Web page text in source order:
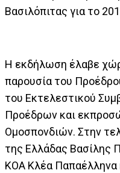
Βασιλόπιτας για το
Η εκδήλωση έλαβε
παρουσία του
του Εκτελεστικού
Προέδρων και
Ομοσπονδιών. Στην
της Ελλάδας Βασίλης
ΚΟΑ Κλέα Παπαέλληνα